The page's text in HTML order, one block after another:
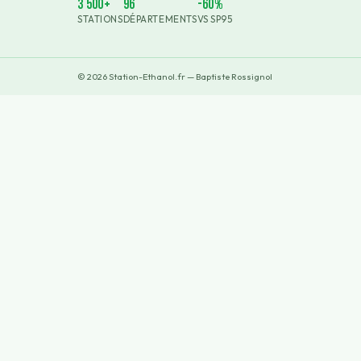
3 500+
STATIONS
96
DÉPARTEMENTS
-60%
VS SP95
© 2026Station-Ethanol.fr — Baptiste Rossignol